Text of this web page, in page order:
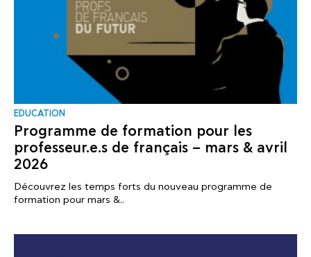
EDUCATION
Programme de formation pour les
professeur.e.s de français – mars & avril
2026
Découvrez les temps forts du nouveau programme de
formation pour mars &..